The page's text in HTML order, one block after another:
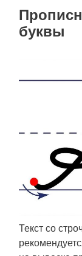
буквы
Текст со